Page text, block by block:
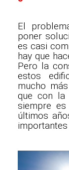
El
poner
es casi
hay que
Pero la
estos
mucho
que con la
siempre
últimos